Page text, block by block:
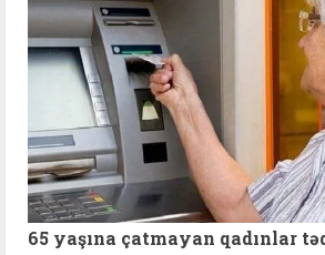
65 yaşına çatmayan qadınlar